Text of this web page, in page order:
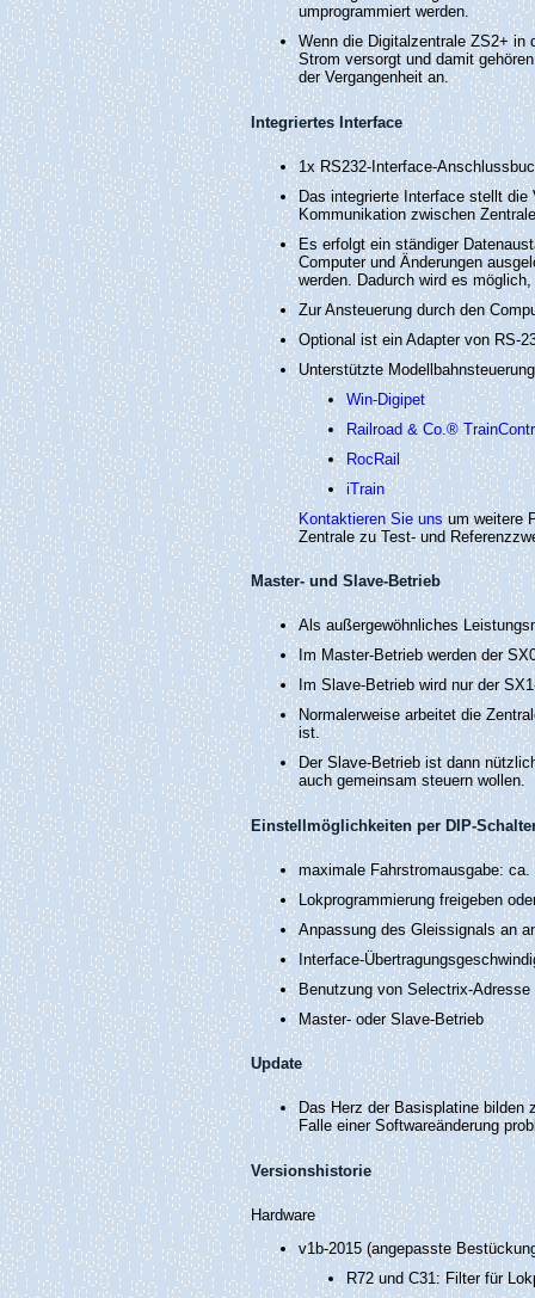
umprogrammiert werden.
Wenn die Digitalzentrale ZS2+ in
Strom versorgt und damit
der Vergangenheit an.
Integriertes Interface
1x RS232-Interface-
Das integrierte Interface stellt die
Kommunikation zwischen
Es erfolgt ein ständiger
Computer und Änderungen
werden. Dadurch wird es
Zur Ansteuerung durch den
Optional ist ein Adapter von RS-
Unterstützte
Win-Digipet
Railroad & Co.®
RocRail
iTrain
Kontaktieren Sie uns um weitere
Zentrale zu Test- und
Master- und Slave-Betrieb
Als außergewöhnliches
Im Master-Betrieb werden der
Im Slave-Betrieb wird nur der
Normalerweise arbeitet die
ist.
Der Slave-Betrieb ist dann
auch gemeinsam steuern wollen.
Einstellmöglichkeiten per DIP-
maximale Fahrstromausgabe:
Lokprogrammierung freigeben
Anpassung des Gleissignals an
Interface-
Benutzung von Selectrix-
Master- oder Slave-Betrieb
Update
Das Herz der Basisplatine
Falle einer Softwareänderung
Versionshistorie
Hardware
v1b-2015 (angepasste
R72 und C31: Filter für